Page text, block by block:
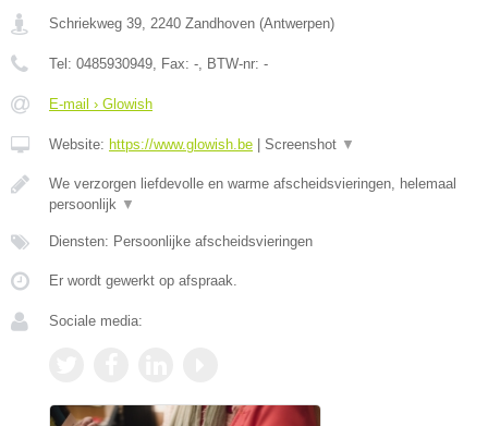
Schriekweg 39, 2240 Zandhoven (Antwerpen)
Tel: 0485930949, Fax: -, BTW-nr: -
E-mail › Glowish
Website: https://www.glowish.be Screenshot ▼
We verzorgen liefdevolle en warme afscheidsvieringen, helemaal
persoonlijk ▼
Diensten: Persoonlijke afscheidsvieringen
Er wordt gewerkt op afspraak.
Sociale media: